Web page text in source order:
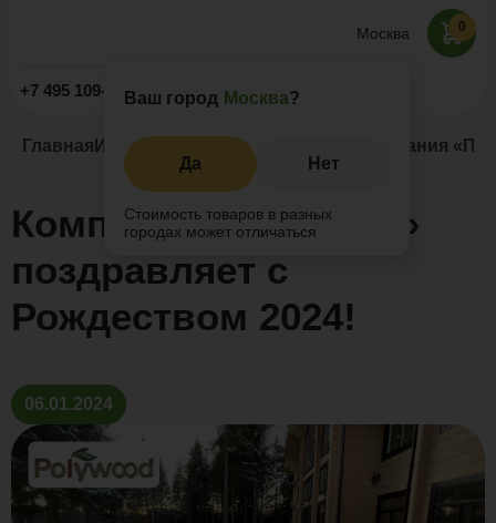
Москва
Ваш город Москва?
Да Нет
Стоимость товаров в разных
городах может отличаться
+7 495 109-52-09 Заказать звонок
0
Главная Информация Новости и акции Компания
Компания «Поливуд»
поздравляет с
Рождеством 2024!
06.01.2024